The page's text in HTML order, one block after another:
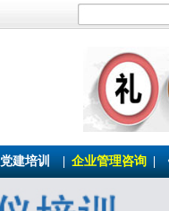
党建培训 企业管理咨询